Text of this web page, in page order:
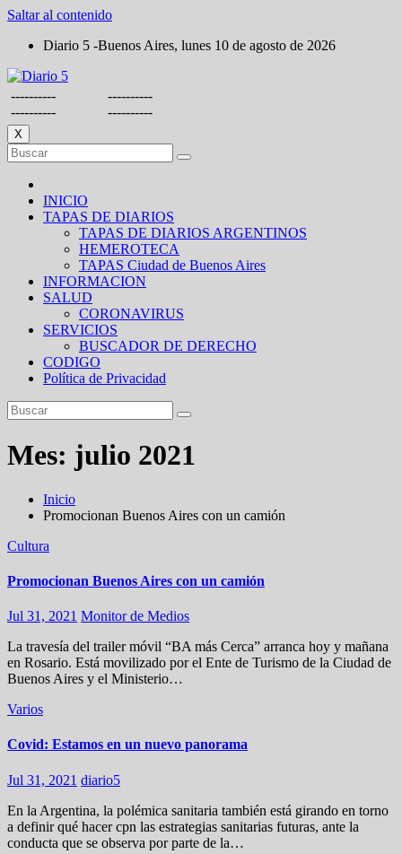
Saltar al contenido
Diario 5 -Buenos Aires, lunes 10 de agosto de 2026
----------
----------
----------
----------
X
INICIO
TAPAS DE DIARIOS
TAPAS DE DIARIOS ARGENTINOS
HEMEROTECA
TAPAS Ciudad de Buenos Aires
INFORMACION
SALUD
CORONAVIRUS
SERVICIOS
BUSCADOR DE DERECHO
CODIGO
Política de Privacidad
Mes: julio 2021
Inicio
Promocionan Buenos Aires con un camión
Cultura
Promocionan Buenos Aires con un camión
Jul 31, 2021 Monitor de Medios
La travesía del trailer móvil “BA más Cerca” arranca hoy y mañana
en Rosario. Está movilizado por el Ente de Turismo de la Ciudad de
Buenos Aires y el Ministerio…
Varios
Covid: Estamos en un nuevo panorama
Jul 31, 2021 diario5
En la Argentina, la polémica sanitaria también está girando en torno
a definir qué hacer cpn las estrategias sanitarias futuras, ante la
conducta que se observa por parte de la…